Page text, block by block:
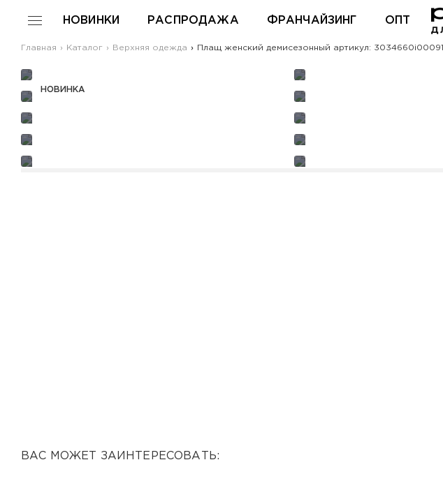
НОВИНКИ РАСПРОДАЖА ФРАНЧАЙЗИНГ ОПТ
Главная Каталог Верхняя одежда Плащ женский демисезонный артикул: 3034660i00091
НОВИНКА
ВАС МОЖЕТ ЗАИНТЕРЕСОВАТЬ: